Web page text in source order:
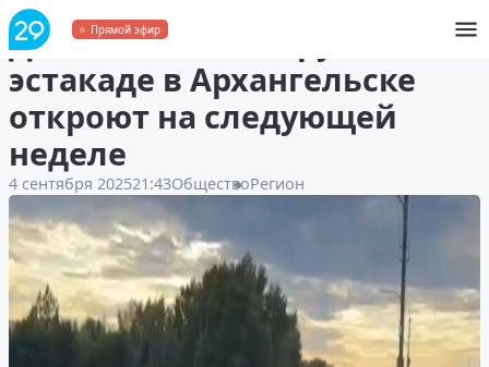
Прямой эфир
Движение по «окружной»
эстакаде в Архангельске
откроют на следующей
неделе
4 сентября 202521:43ОбществоРегион